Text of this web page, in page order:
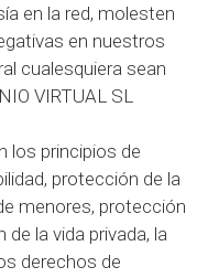
en la red, molesten
en nuestros
cualesquiera sean
VIRTUAL SL
los principios de
protección de la
menores, protección
la vida privada, la
derechos de